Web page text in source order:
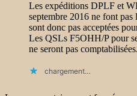
Les expéditions DPLF et
septembre 2016 ne font
sont donc pas acceptées
Les QSLs F5OHH/P pour
ne seront pas comptabilisées.
chargement…